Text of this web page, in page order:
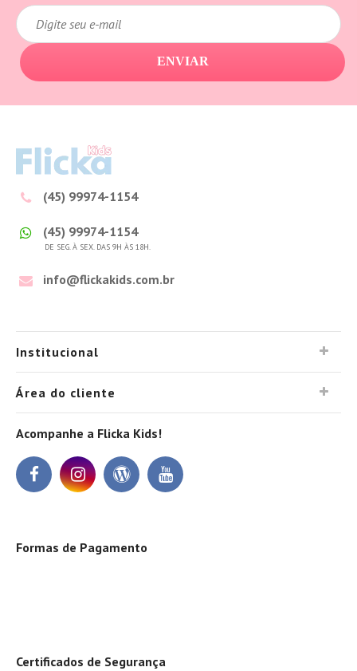
ENVIAR
(45) 99974-1154
(45) 99974-1154
DE SEG. À SEX. DAS 9H ÀS 18H.
info@flickakids.com.br
Institucional
Área do cliente
Acompanhe a Flicka Kids!
Formas de Pagamento
Certificados de Segurança